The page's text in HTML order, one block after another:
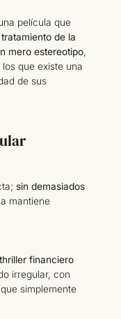
película que
de la
mero estereotipo,
que existe una
de sus
sin demasiados
mantiene
financiero
irregular, con
simplemente